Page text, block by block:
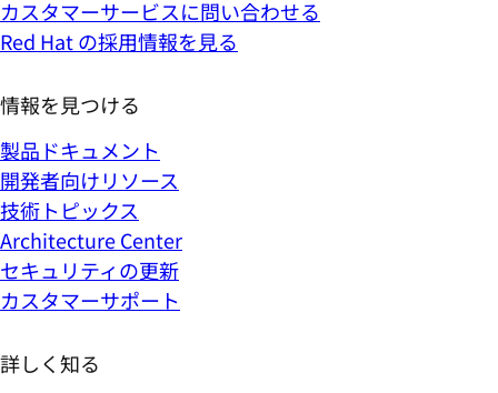
カスタマーサービスに問い合わせる
Red Hat の採用情報を見る
情報を見つける
製品ドキュメント
開発者向けリソース
技術トピックス
Architecture Center
セキュリティの更新
カスタマーサポート
詳しく知る